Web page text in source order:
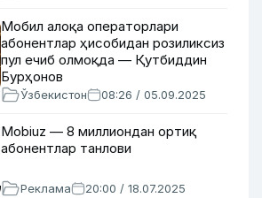
Мобил алоқа операторлари
абонентлар ҳисобидан розиликсиз
пул ечиб олмоқда — Қутбиддин
Бурҳонов
Ўзбекистон 08:26 / 05.09.2025
Mobiuz — 8 миллиондан ортиқ
абонентлар танлови
Реклама 20:00 / 18.07.2025